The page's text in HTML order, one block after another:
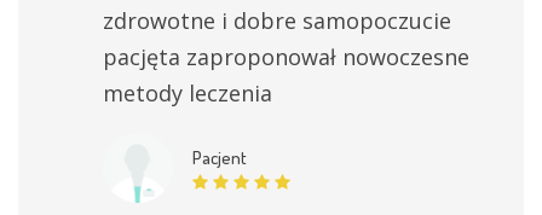
laserowe leczenie nietrzymania moczu 1400 zł
rewitalizacja warg sromowych
badania ginekologiczne
zdrowotne i dobre samopoczucie
pacjęta zaproponował nowoczesne
metody leczenia
Pacjent